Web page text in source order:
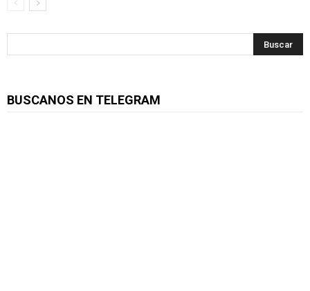
BUSCANOS EN TELEGRAM